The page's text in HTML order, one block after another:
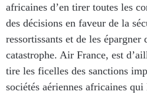
africaines d’en tirer toutes les
des décisions en faveur de la
ressortissants et de les épargner
catastrophe. Air France, est
tire les ficelles des sanctions
sociétés aériennes africaines